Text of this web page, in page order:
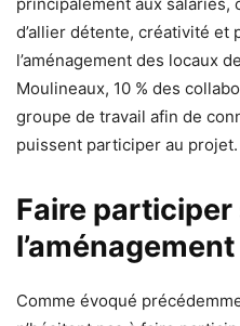
d’allier détente, créativité et
l’aménagement des locaux
Moulineaux, 10 % des
groupe de travail afin de
puissent participer au projet.
Faire participer
Comme évoqué